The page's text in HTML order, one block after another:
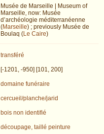
Musée de Marseille | Museum of
Marseille, now: Musée
d’archéologie méditerranéenne
(Marseille) ; previously Musée de
Boulaq (Le Caire)
transféré
[-1201, -950] [101, 200]
domaine funéraire
cercueil/planche/jarid
bois non identifié
découpage, taillé peinture